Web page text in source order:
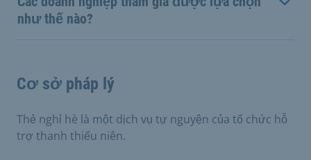
như thế nào?
Cơ sở pháp lý
Thẻ nghỉ hè là một dịch vụ tự nguyện của tổ chức hỗ
trợ thanh thiếu niên.